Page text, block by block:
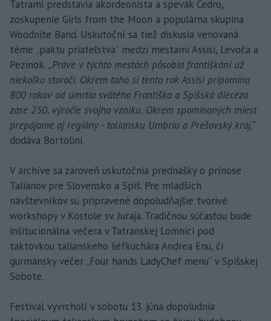
Tatrami predstavia akordeonista a spevák Cedro,
zoskupenie Girls from the Moon a populárna skupina
Woodnite Band. Uskutoční sa tiež diskusia venovaná
téme „paktu priateľstva“ medzi mestami Assisi, Levoča a
Pezinok. „Práve v týchto mestách pôsobia františkáni už
niekoľko storočí. Okrem toho si tento rok Assisi pripomína
800 rokov od úmrtia svätého Františka a Spišská diecéza
zase 250. výročie svojho vzniku. Okrem spomínaných miest
prepájame aj regióny - taliansku Umbriu a Prešovský kraj,“
dodáva Bortolini.
V archíve sa zároveň uskutočnia prednášky o prínose
Talianov pre Slovensko a Spiš. Pre mladších
návštevníkov sú pripravené dopoludňajšie tvorivé
workshopy v Kostole sv. Juraja. Tradičnou súčasťou bude
inšitucionálna večera v Tatranskej Lomnici pod
taktovkou talianskeho šéfkuchára Andrea Enu, či
gurmánsky večer „Four hands LadyChef menu“ v Spišskej
Sobote.
Festival vyvrcholí v sobotu 13. júna dopoludnia